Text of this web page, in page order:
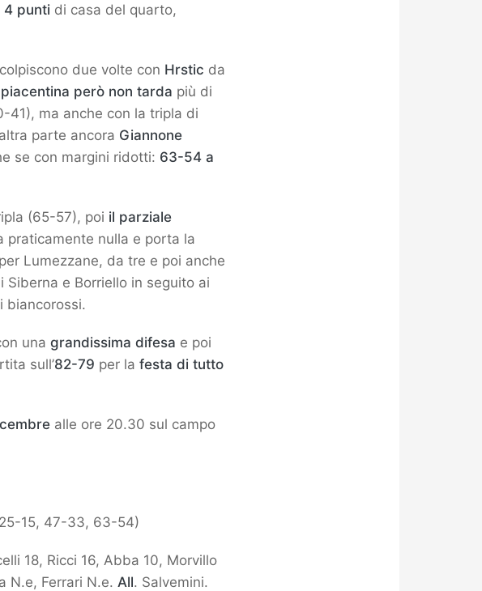
4 punti di casa del quarto,
due volte con Hrstic da
però non tarda più di
41), ma anche con la tripla di
parte ancora Giannone
se con margini ridotti: 63-54 a
(65-57), poi il parziale
praticamente nulla e porta la
per Lumezzane, da tre e poi anche
Siberna e Borriello in seguito ai
biancorossi.
una grandissima difesa e poi
sull’82-79 per la festa di tutto
alle ore 20.30 sul campo
15, 47-33, 63-54)
18, Ricci 16, Abba 10, Morvillo
N.e, Ferrari N.e. All. Salvemini.